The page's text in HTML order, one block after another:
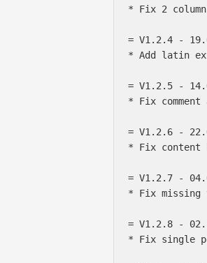
* Fix 2
= V1.2.4 -
* Add latin
= V1.2.5 -
* Fix
= V1.2.6 -
* Fix content
= V1.2.7 -
* Fix missing
= V1.2.8 -
* Fix single